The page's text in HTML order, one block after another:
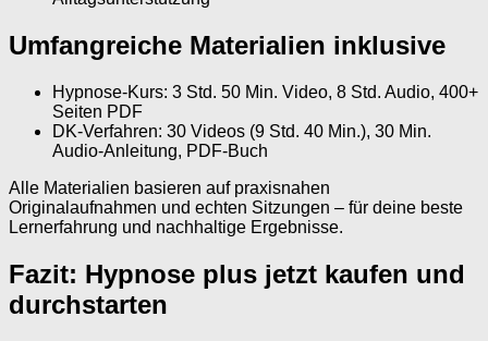
Umfangreiche Materialien inklusive
Hypnose-Kurs: 3 Std. 50 Min. Video, 8 Std. Audio, 400+
Seiten PDF
DK-Verfahren: 30 Videos (9 Std. 40 Min.), 30 Min.
Audio-Anleitung, PDF-Buch
Alle Materialien basieren auf praxisnahen
Originalaufnahmen und echten Sitzungen – für deine beste
Lernerfahrung und nachhaltige Ergebnisse.
Fazit: Hypnose plus jetzt kaufen und
durchstarten